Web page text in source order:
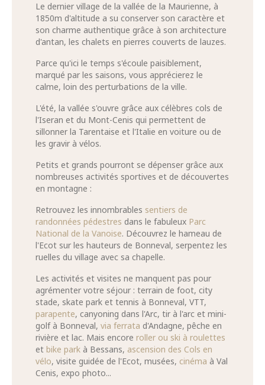
Le dernier village de la vallée de la Maurienne, à
1850m d'altitude a su conserver son caractère et
son charme authentique grâce à son architecture
d'antan, les chalets en pierres couverts de lauzes.
Parce qu'ici le temps s'écoule paisiblement,
marqué par les saisons, vous apprécierez le
calme, loin des perturbations de la ville.
L'été, la vallée s'ouvre grâce aux célèbres cols de
l'Iseran et du Mont-Cenis qui permettent de
sillonner la Tarentaise et l'Italie en voiture ou de
les gravir à vélos.
Petits et grands pourront se dépenser grâce aux
nombreuses activités sportives et de découvertes
en montagne :
Retrouvez les innombrables sentiers de
randonnées pédestres dans le fabuleux Parc
National de la Vanoise. Découvrez le hameau de
l'Ecot sur les hauteurs de Bonneval, serpentez les
ruelles du village avec sa chapelle.
Les activités et visites ne manquent pas pour
agrémenter votre séjour : terrain de foot, city
stade, skate park et tennis à Bonneval, VTT,
parapente, canyoning dans l'Arc, tir à l'arc et mini-
golf à Bonneval, via ferrata d'Andagne, pêche en
rivière et lac. Mais encore roller ou ski à roulettes
et bike park à Bessans, ascension des Cols en
vélo, visite guidée de l'Ecot, musées, cinéma à Val
Cenis, expo photo...